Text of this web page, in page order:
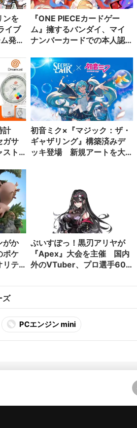
ンを
イブ
発売
『ONE PIECEカードゲー
ム』擁するバンダイ、マイ
ナンバーカードでの本人認
計
ガサ
ト
初音ミク×『マジック：ザ・
ギャザリング』構築済みデ
ッキ登場 新規アートを大
がか
ポケ
リテ
ぶいすぽっ！黒刃アリヤが
『Apex』大会を主催 国内
外のVTuber、プロ選手60
ズ
PCエンジン mini